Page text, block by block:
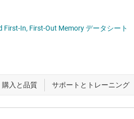
First-In, First-Out Memory データシート